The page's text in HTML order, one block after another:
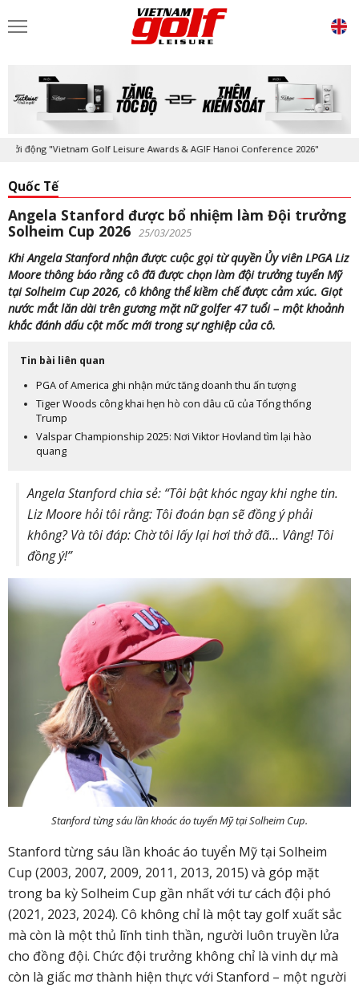
"Vietnam Golf Leisure Awards & AGIF Hanoi Conference 2026"
Quốc Tế
Angela Stanford được bổ nhiệm làm Đội trưởng
Solheim Cup 2026 25/03/2025
Khi Angela Stanford nhận được cuộc gọi từ quyền Ủy viên LPGA Liz
Moore thông báo rằng cô đã được chọn làm đội trưởng tuyển Mỹ
tại Solheim Cup 2026, cô không thể kiềm chế được cảm xúc. Giọt
nước mắt lăn dài trên gương mặt nữ golfer 47 tuổi – một khoảnh
khắc đánh dấu cột mốc mới trong sự nghiệp của cô.
Tin bài liên quan
PGA of America ghi nhận mức tăng doanh thu ấn tượng
Tiger Woods công khai hẹn hò con dâu cũ của Tổng thống
Trump
Valspar Championship 2025: Nơi Viktor Hovland tìm lại hào
quang
AngelaStanford chia sẻ: “Tôi bật khóc ngay khi nghe tin.
Liz Moore hỏi tôi rằng: Tôi đoán bạn sẽ đồng ý phải
không? Và tôi đáp: Chờ tôi lấy lại hơi thở đã… Vâng! Tôi
đồng ý!”
Stanford từng sáu lần khoác áo tuyển Mỹ tại Solheim Cup.
Stanford từng sáu lần khoác áo tuyển Mỹ tại Solheim
Cup (2003, 2007, 2009, 2011, 2013, 2015) và góp mặt
trong ba kỳ Solheim Cup gần nhất với tư cách đội phó
(2021, 2023, 2024). Cô không chỉ là một tay golf xuất sắc
mà còn là một thủ lĩnh tinh thần, người luôn truyền lửa
cho đồng đội. Chức đội trưởng không chỉ là vinh dự mà
còn là giấc mơ thành hiện thực với Stanford – một người